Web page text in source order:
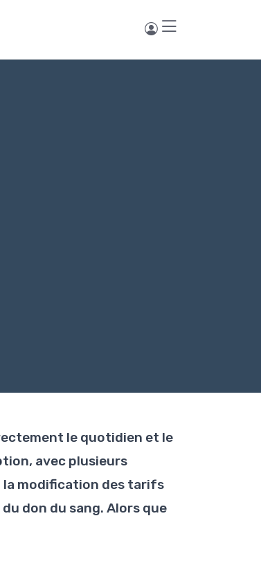
le quotidien et le
avec plusieurs
la modification des tarifs
don du sang. Alors que